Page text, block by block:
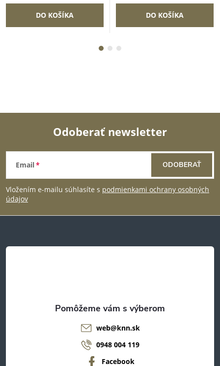
DO KOŠÍKA DO KOŠÍKA
Z
á
p
t
Odoberať newsletter
Email
Vložením e-mailu súhlasíte s podmienkami ochrany osobných
údajov
ODOBERAŤ
web@knn.sk
0948 004 119
Facebook